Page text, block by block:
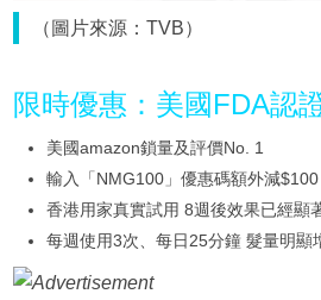
（圖片來源：TVB）
限時優惠：美國FDA認
美國amazon鎖量及評價No. 1
輸入「NMG100」優惠碼額外減$100
香港用家真實試用 8週後效果已經顯
每週使用3次、每日25分鐘 髮量明顯